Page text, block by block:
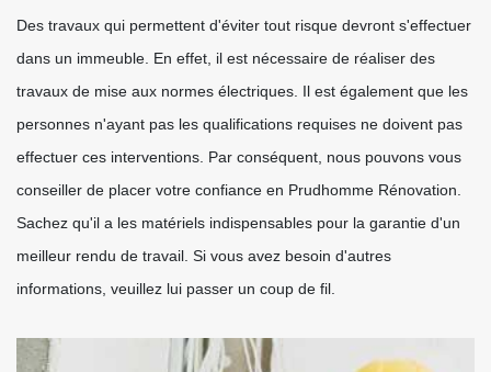
Des travaux qui permettent d'éviter tout risque devront s'effectuer
dans un immeuble. En effet, il est nécessaire de réaliser des
travaux de mise aux normes électriques. Il est également que les
personnes n'ayant pas les qualifications requises ne doivent pas
effectuer ces interventions. Par conséquent, nous pouvons vous
conseiller de placer votre confiance en Prudhomme Rénovation.
Sachez qu'il a les matériels indispensables pour la garantie d'un
meilleur rendu de travail. Si vous avez besoin d'autres
informations, veuillez lui passer un coup de fil.